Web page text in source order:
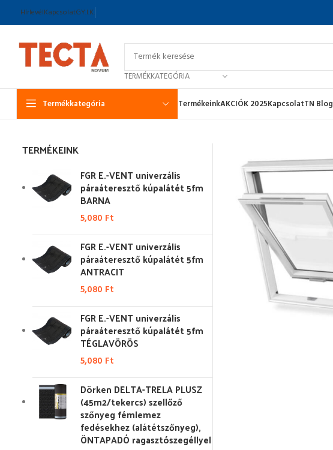
HírlevélKapcsolatGY.I.K.
TERMÉKKATEGÓRIA
Termékkategória TermékeinkAKCIÓK 2025KapcsolatTN Blog
TERMÉKEINK
FGR E.-VENT univerzális
páraáteresztő kúpalátét 5fm
BARNA
5,080 Ft
FGR E.-VENT univerzális
páraáteresztő kúpalátét 5fm
ANTRACIT
5,080 Ft
FGR E.-VENT univerzális
páraáteresztő kúpalátét 5fm
TÉGLAVÖRÖS
5,080 Ft
Dörken DELTA-TRELA PLUSZ
(45m2/tekercs) szellőző
szőnyeg fémlemez
fedésekhez (alátétszőnyeg),
ÖNTAPADÓ ragasztószegéllyel